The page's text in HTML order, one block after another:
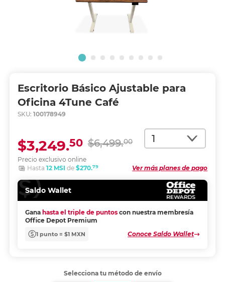
Escritorio Básico Ajustable para
Oficina 4Tune Café
SKU: 100178949
Cantidad
Precio exclusivo online
$6,499.00
$3,249.50
Ver más planes de pago
Hasta 12 MSI de $270.79
Saldo Wallet
Gana hasta el triple de puntos con nuestra membresía
Office Depot Premium
1 punto = $1 MXN Conoce Saldo Wallet
Selecciona tu método de envío